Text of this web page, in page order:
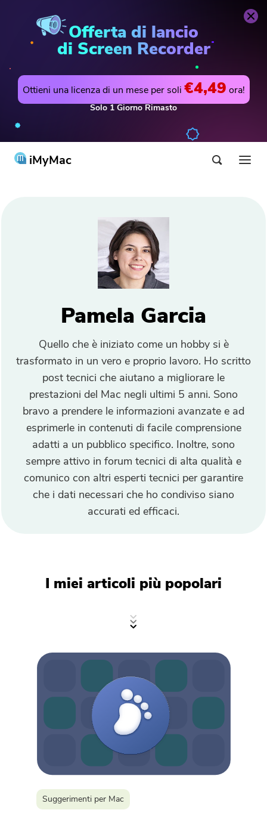
Offerta di lancio
di Screen Recorder
Ottieni una licenza di un mese per soli €4,49 ora!
Solo1 GiornoRimasto
iMyMac
PowerMyMac
Compressore di PDF
Online
Video Converter gratuito
Video Editor gratuito
Compressore di PDF gratuito
Pamela Garcia
Quello che è iniziato come un hobby si è
trasformato in un vero e proprio lavoro. Ho scritto
post tecnici che aiutano a migliorare le
prestazioni del Mac negli ultimi 5 anni. Sono
bravo a prendere le informazioni avanzate e ad
esprimerle in contenuti di facile comprensione
adatti a un pubblico specifico. Inoltre, sono
sempre attivo in forum tecnici di alta qualità e
comunico con altri esperti tecnici per garantire
che i dati necessari che ho condiviso siano
accurati ed efficaci.
I miei articoli più popolari
Suggerimenti per Mac